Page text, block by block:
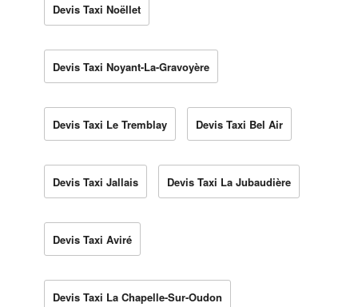
Devis Taxi Noëllet
Devis Taxi Noyant-La-Gravoyère
Devis Taxi Le Tremblay Devis Taxi Bel Air
Devis Taxi Jallais Devis Taxi La Jubaudière
Devis Taxi Aviré
Devis Taxi La Chapelle-Sur-Oudon